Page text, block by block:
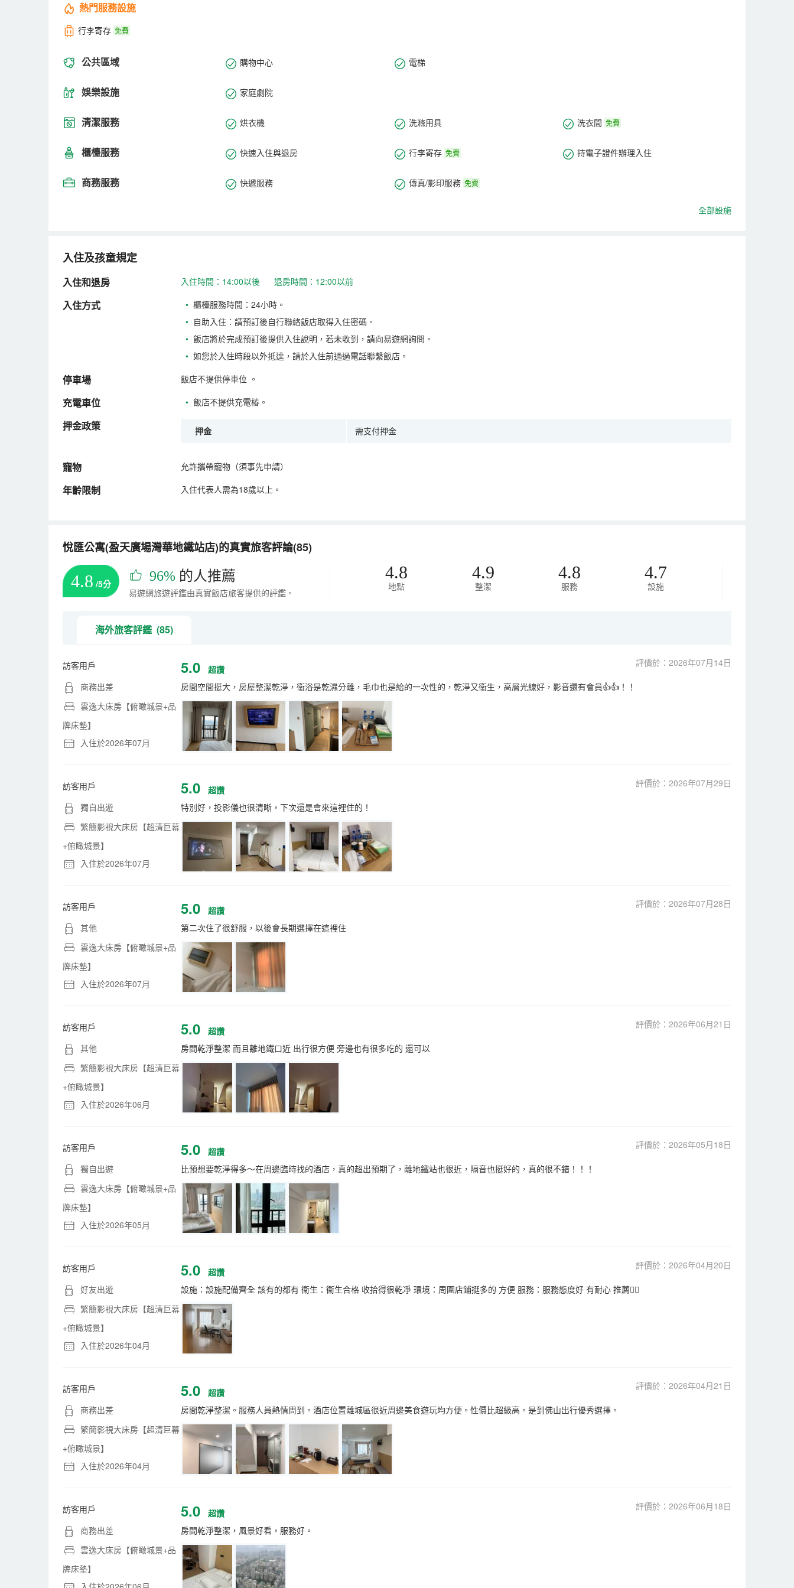
熱門服務設施
行李寄存 免費
公共區域 購物中心 電梯
娛樂設施 家庭劇院
清潔服務 烘衣機 洗滌用具 洗衣間 免費
櫃檯服務 快速入住與退房 行李寄存 免費 持電子證件辦理入住
商務服務 快遞服務 傳真/影印服務 免費
全部設施
入住及孩童規定
入住和退房 入住時間：14:00以後 退房時間：12:00以前
入住方式 • 櫃檯服務時間：24小時。
• 自助入住：請預訂後自行聯絡飯店取得入住密碼。
• 飯店將於完成預訂後提供入住說明，若未收到，請向易遊網詢問。
• 如您於入住時段以外抵達，請於入住前通過電話聯繫飯店。
停車場 飯店不提供停車位 。
充電車位 • 飯店不提供充電樁。
押金政策 押金 需支付押金
寵物 允許攜帶寵物（須事先申請）
年齡限制 入住代表人需為18歲以上。
悅匯公寓(盈天廣場灣華地鐵站店)的真實旅客評論(85)
4.8 /5分 96% 的人推薦
易遊網旅遊評鑑由真實飯店旅客提供的評鑑。
4.8
地點
4.9
整潔
4.8
服務
4.7
設施
海外旅客評鑑 (85)
訪客用戶
商務出差
雲逸大床房【俯瞰城景+品
牌床墊】
入住於2026年07月
5.0 超讚
評價於：2026年07月14日
房間空間挺大，房屋整潔乾淨，衞浴是乾濕分離，毛巾也是給的一次性的，乾淨又衞生，高層光線好，影音還有會員👍👍！！
訪客用戶
獨自出遊
繁簡影視大床房【超清巨幕
+俯瞰城景】
入住於2026年07月
5.0 超讚
評價於：2026年07月29日
特別好，投影儀也很清晰，下次還是會來這裡住的！
訪客用戶
其他
雲逸大床房【俯瞰城景+品
牌床墊】
入住於2026年07月
5.0 超讚
評價於：2026年07月28日
第二次住了很舒服，以後會長期選擇在這裡住
訪客用戶
其他
繁簡影視大床房【超清巨幕
+俯瞰城景】
入住於2026年06月
5.0 超讚
評價於：2026年06月21日
房間乾淨整潔 而且離地鐵口近 出行很方便 旁邊也有很多吃的 還可以
訪客用戶
獨自出遊
雲逸大床房【俯瞰城景+品
牌床墊】
入住於2026年05月
5.0 超讚
評價於：2026年05月18日
比預想要乾淨得多～在周邊臨時找的酒店，真的超出預期了，離地鐵站也很近，隔音也挺好的，真的很不錯！！！
訪客用戶
好友出遊
繁簡影視大床房【超清巨幕
+俯瞰城景】
入住於2026年04月
5.0 超讚
評價於：2026年04月20日
設施：設施配備齊全 該有的都有 衞生：衞生合格 收拾得很乾凈 環境：周圍店鋪挺多的 方便 服務：服務態度好 有耐心 推薦👍🏻
訪客用戶
商務出差
繁簡影視大床房【超清巨幕
+俯瞰城景】
入住於2026年04月
5.0 超讚
評價於：2026年04月21日
房間乾淨整潔。服務人員熱情周到。酒店位置離城區很近周邊美食遊玩均方便。性價比超級高。是到佛山出行優秀選擇。
訪客用戶
商務出差
雲逸大床房【俯瞰城景+品
牌床墊】
5.0 超讚
評價於：2026年06月18日
房間乾淨整潔，風景好看，服務好。